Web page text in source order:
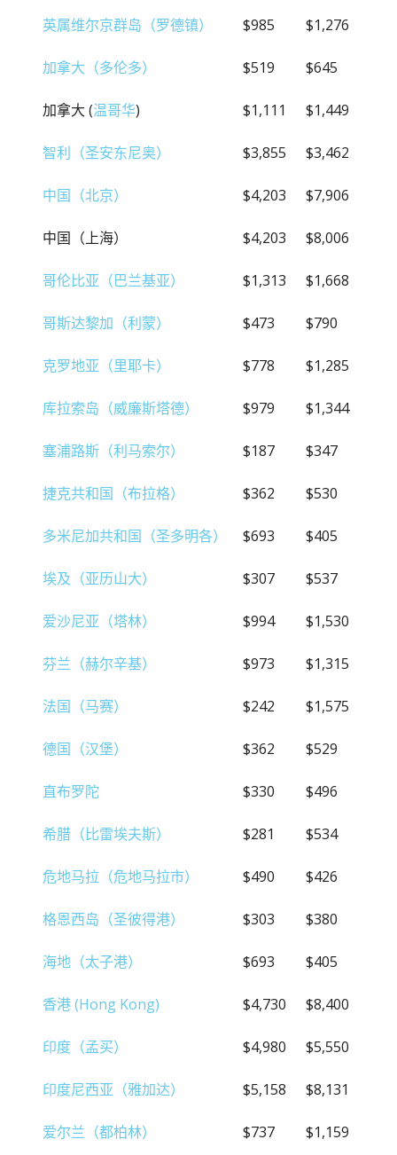
英属维尔京群岛（罗德镇） $985 $1,276
加拿大（多伦多） $519 $645
加拿大 (温哥华) $1,111 $1,449
智利（圣安东尼奥） $3,855 $3,462
中国（北京） $4,203 $7,906
中国（上海） $4,203 $8,006
哥伦比亚（巴兰基亚） $1,313 $1,668
哥斯达黎加（利蒙） $473 $790
克罗地亚（里耶卡） $778 $1,285
库拉索岛（威廉斯塔德） $979 $1,344
塞浦路斯（利马索尔） $187 $347
捷克共和国（布拉格） $362 $530
多米尼加共和国（圣多明各） $693 $405
埃及（亚历山大） $307 $537
爱沙尼亚（塔林） $994 $1,530
芬兰（赫尔辛基） $973 $1,315
法国（马赛） $242 $1,575
德国（汉堡） $362 $529
直布罗陀 $330 $496
希腊（比雷埃夫斯） $281 $534
危地马拉（危地马拉市） $490 $426
格恩西岛（圣彼得港） $303 $380
海地（太子港） $693 $405
香港 (Hong Kong) $4,730 $8,400
印度（孟买） $4,980 $5,550
印度尼西亚（雅加达） $5,158 $8,131
爱尔兰（都柏林） $737 $1,159